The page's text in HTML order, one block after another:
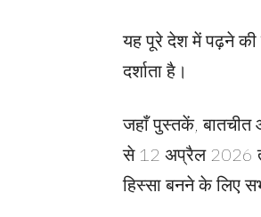
यह पूरे देश में पढ़ने की
दर्शाता है।
जहाँ पुस्तकें,
से 12 अप्रैल 2026
हिस्सा बनने के लिए